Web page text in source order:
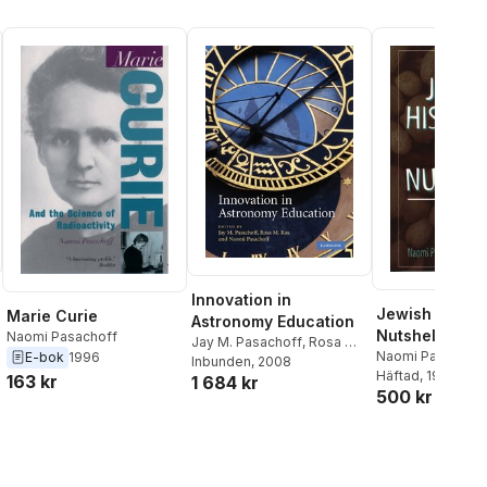
Ferry,Virendra Singh,Frank
Close,Andrew Whitaker,
Robert Paradowski,
Andrew Robinson
Marie Curie
Naomi Pasachoff
E-bok 1996
163 kr
Innovation in
Astronomy Education
Jay M. Pasachoff, Rosa M.
Ros,Naomi Pasachoff
Inbunden, 2008
1 684 kr
Jewish
Nutshells
Naomi Pasachoff
Littman
Häftad, 1996
500 kr